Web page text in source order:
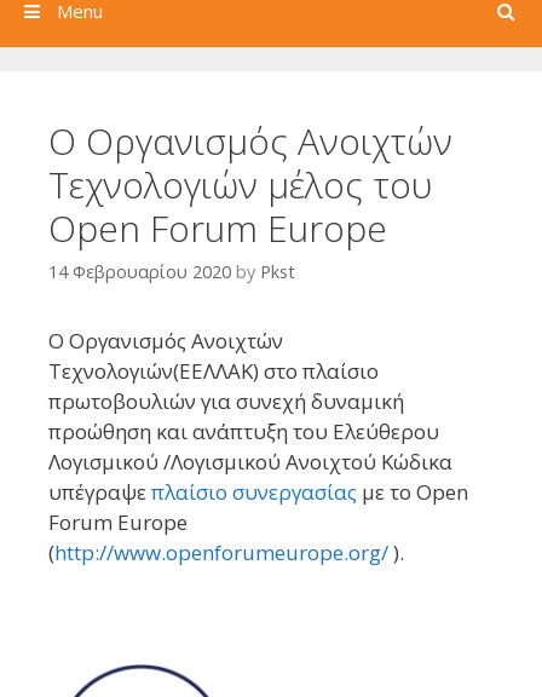
Search
Menu
Ο Οργανισμός Ανοιχτών
Τεχνολογιών μέλος του
Open Forum Europe
14 Φεβρουαρίου 2020 by Pkst
O Οργανισμός Ανοιχτών
Τεχνολογιών(ΕΕΛΛΑΚ) στο πλαίσιο
πρωτοβουλιών για συνεχή δυναμική
προώθηση και ανάπτυξη του Ελεύθερου
Λογισμικού /Λογισμικού Ανοιχτού Κώδικα
υπέγραψεπλαίσιο συνεργασίας με το Open
Forum Europe
(http://www.openforumeurope.org/).